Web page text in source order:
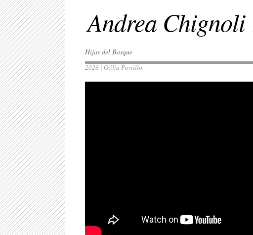
Andrea Chignoli
Hijas del Bosque
2026 | Otilia Portillo